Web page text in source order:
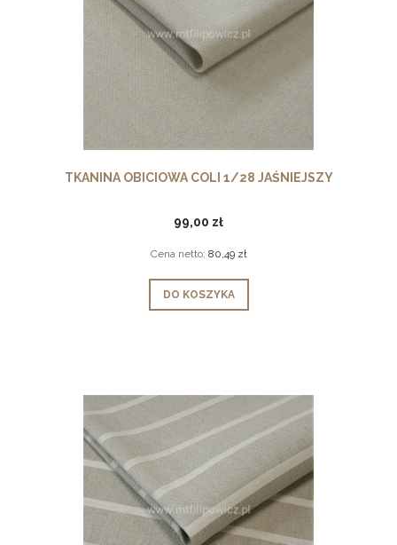
TKANINA OBICIOWA COLI 1/28 JAŚNIEJSZY
99,00 zł
Cena netto: 80,49 zł
DO KOSZYKA